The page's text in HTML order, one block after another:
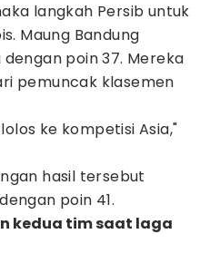
langkah Persib untuk
Maung Bandung
poin 37. Mereka
pemuncak klasemen
ke kompetisi Asia,"
hasil tersebut
poin 41.
kedua tim saat laga